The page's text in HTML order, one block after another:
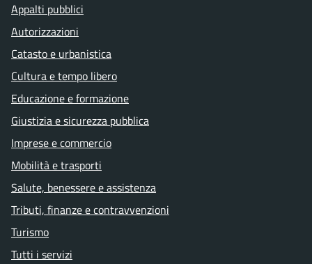
Appalti pubblici
Autorizzazioni
Catasto e urbanistica
Cultura e tempo libero
Educazione e formazione
Giustizia e sicurezza pubblica
Imprese e commercio
Mobilità e trasporti
Salute, benessere e assistenza
Tributi, finanze e contravvenzioni
Turismo
Tutti i servizi